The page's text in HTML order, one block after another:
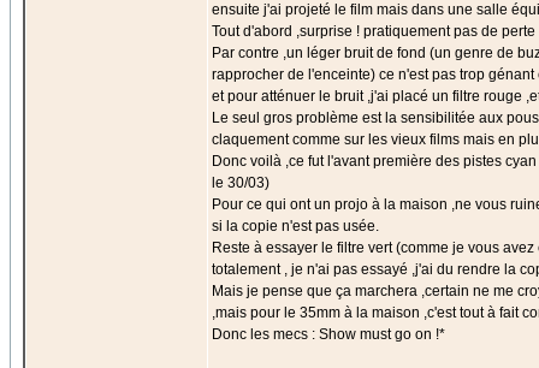
ensuite j'ai projeté le film mais dans une salle
Tout d'abord ,surprise ! pratiquement pas de
Par contre ,un léger bruit de fond (un genre de
rapprocher de l'enceinte) ce n'est pas trop génant
et pour atténuer le bruit ,j'ai placé un filtre rouge
Le seul gros problème est la sensibilitée aux
claquement comme sur les vieux films mais en
Donc voilà ,ce fut l'avant première des pistes
le 30/03)
Pour ce qui ont un projo à la maison ,ne vous
si la copie n'est pas usée.
Reste à essayer le filtre vert (comme je vous
totalement , je n'ai pas essayé ,j'ai du rendre la
Mais je pense que ça marchera ,certain ne me
,mais pour le 35mm à la maison ,c'est tout à fait
Donc les mecs : Show must go on !*